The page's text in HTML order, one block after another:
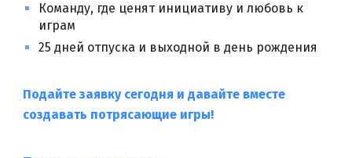
Команду, где ценят инициативу и любовь к
играм
25 дней отпуска и выходной в день рождения
Подайте заявку сегодня и давайте вместе
создавать потрясающие игры!